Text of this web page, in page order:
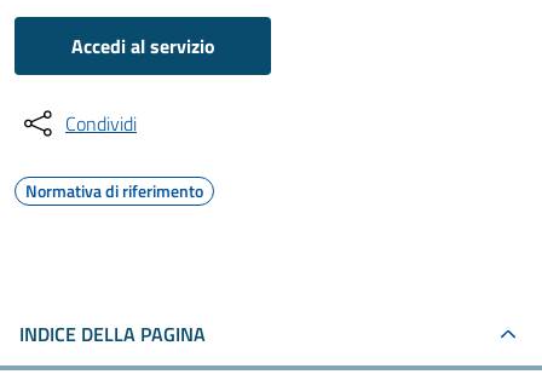
Accedi al servizio
Condividi
Normativa di riferimento
INDICE DELLA PAGINA